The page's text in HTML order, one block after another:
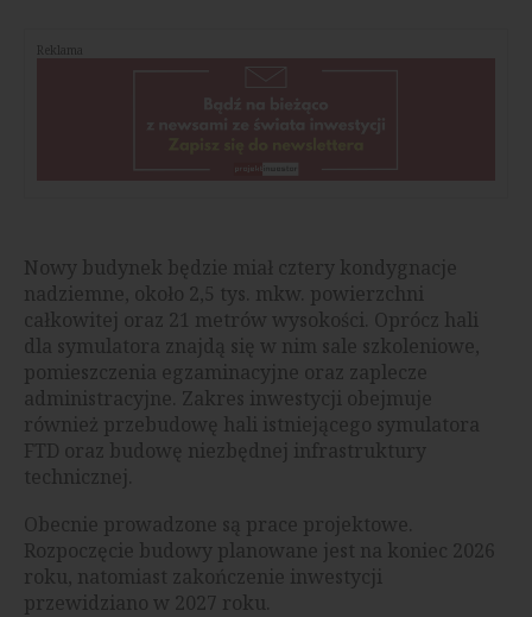
Reklama
Nowy budynek będzie miał cztery kondygnacje
nadziemne, około 2,5 tys. mkw. powierzchni
całkowitej oraz 21 metrów wysokości. Oprócz hali
dla symulatora znajdą się w nim sale szkoleniowe,
pomieszczenia egzaminacyjne oraz zaplecze
administracyjne. Zakres inwestycji obejmuje
również przebudowę hali istniejącego symulatora
FTD oraz budowę niezbędnej infrastruktury
technicznej.
Obecnie prowadzone są prace projektowe.
Rozpoczęcie budowy planowane jest na koniec 2026
roku, natomiast zakończenie inwestycji
przewidziano w 2027 roku.